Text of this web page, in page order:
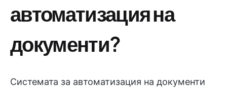
автоматизация на
документи?
Системата за автоматизация на документи